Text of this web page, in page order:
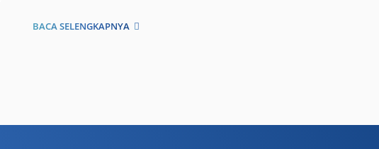
BACA SELENGKAPNYA